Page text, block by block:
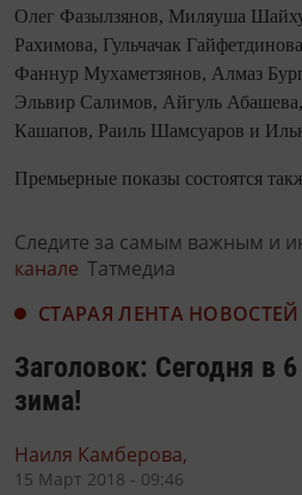
Олег Фазылзянов, Миляуша
Рахимова, Гульчачак
Фаннур Мухаметзянов, Алмаз
Эльвир Салимов, Айгуль
Кашапов, Раиль Шамсуаров и
Премьерные показы состоятся
Следите за самым важным и
канале Татмедиа
СТАРАЯ ЛЕНТА НОВОСТЕЙ
Заголовок: Сегодня в
зима!
Наиля Камберова,
15 Март 2018 - 09:46